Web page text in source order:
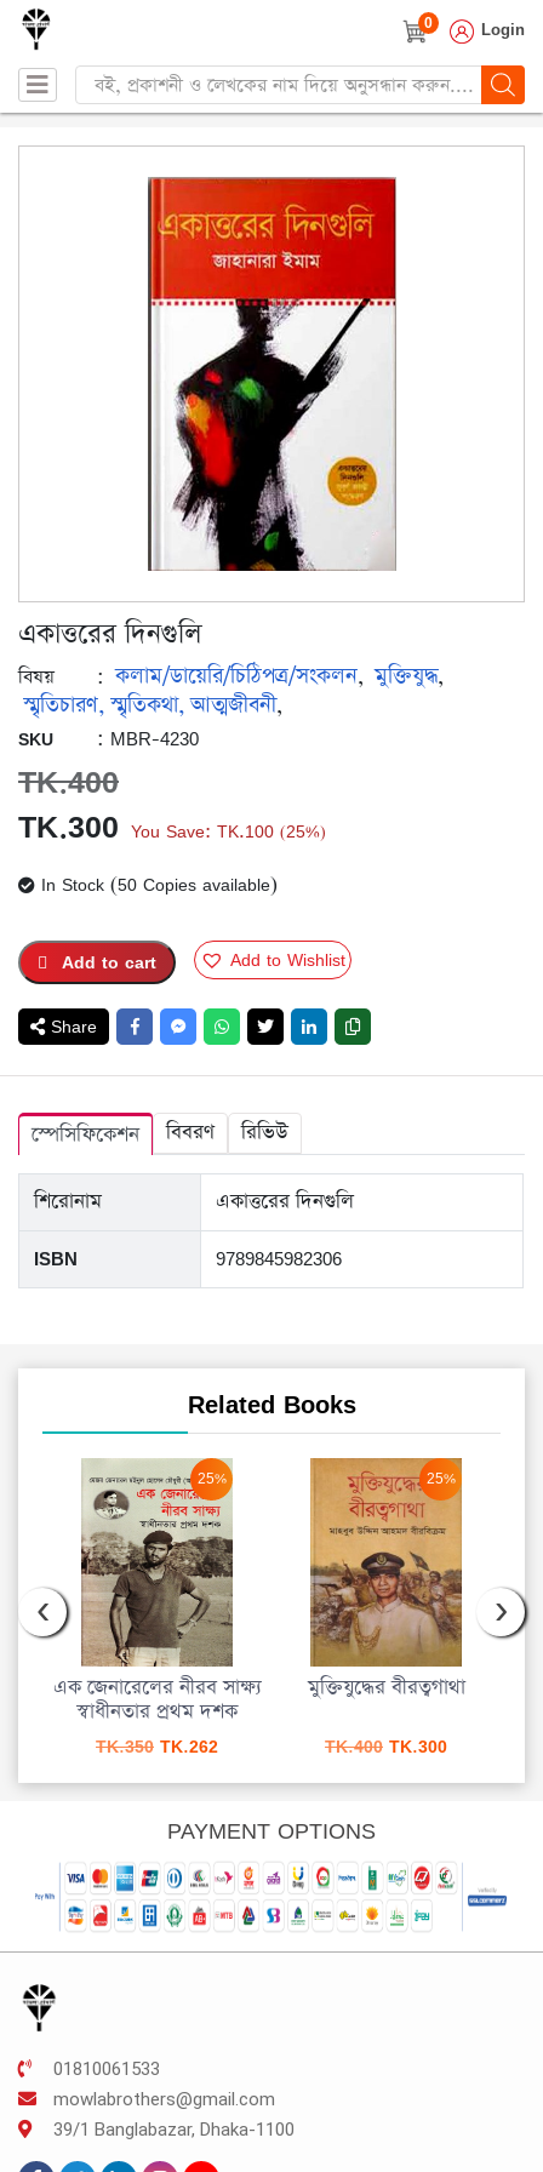
0 Login
Products
search
একাত্তরের দিনগুলি
বিষয় : কলাম/ডায়েরি/চিঠিপত্র/সংকলন, মুক্তিযুদ্ধ,
স্মৃতিচারণ, স্মৃতিকথা, আত্মজীবনী,
SKU : MBR-4230
TK.400
Original
price
TK.400.
TK.300 Current
price
TK.300.
You Save: TK.100 (25%)
In Stock (50 Copies available)
Add to cart Add to Wishlist
Share
স্পেসিফিকেশন বিবরণ রিভিউ
শিরোনাম একাত্তরের দিনগুলি
ISBN 9789845982306
Related Books
25%
এক জেনারেলের নীরব সাক্ষ্য
স্বাধীনতার প্রথম দশক
TK.350 Original
was:
TK.350.
TK.262Current
is:
TK.262.
25%
মুক্তিযুদ্ধের বীরত্বগাথা
TK.400 Original
was:
TK.300Current
is:
‹ ›
PAYMENT OPTIONS
01810061533
mowlabrothers@gmail.com
39/1 Banglabazar, Dhaka-1100